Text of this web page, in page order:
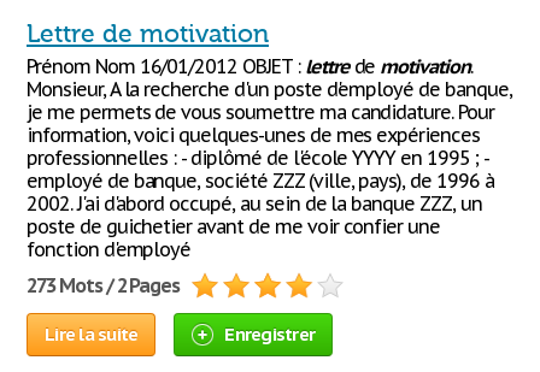
Lettre de motivation
Prénom Nom 16/01/2012 OBJET : lettrede motivation.
Monsieur, A la recherche d'un poste d'employé de banque,
je me permets de vous soumettre ma candidature. Pour
information, voici quelques-unes de mes expériences
professionnelles : - diplômé de l'école YYYY en 1995 ; -
employé de banque, société ZZZ (ville, pays), de 1996 à
2002. J'ai d'abord occupé, au sein de la banque ZZZ, un
poste de guichetier avant de me voir confier une
fonction d'employé
273 Mots / 2 Pages
Lire la suite Enregistrer